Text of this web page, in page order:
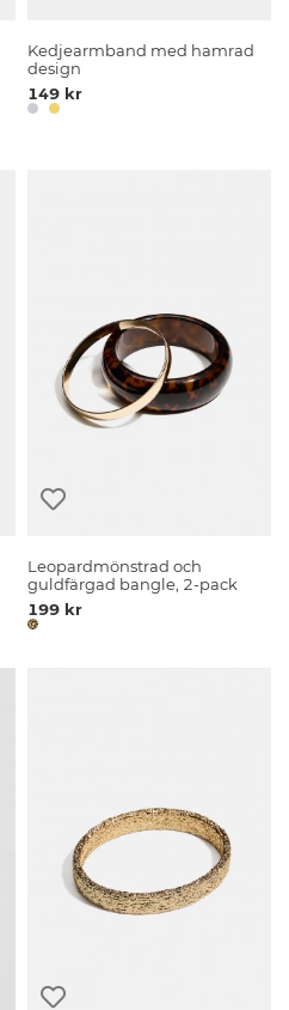
Kedjearmband med hamrad
design
149 kr
Leopardmönstrad och
guldfärgad bangle, 2-pack
199 kr